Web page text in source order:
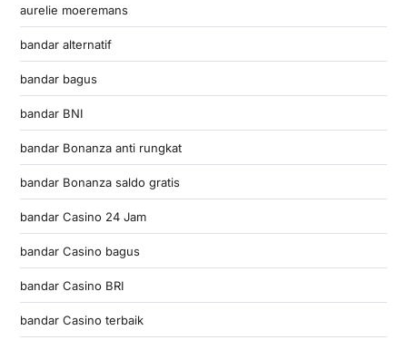
aurelie moeremans
bandar alternatif
bandar bagus
bandar BNI
bandar Bonanza anti rungkat
bandar Bonanza saldo gratis
bandar Casino 24 Jam
bandar Casino bagus
bandar Casino BRI
bandar Casino terbaik